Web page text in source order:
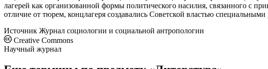
лагерей как организованной формы политического насилия, связанного с
отличие от тюрем, концлагеря создавались Советской властью
Источник Журнал социологии и социальной антропологии
Creative Commons
Научный журнал